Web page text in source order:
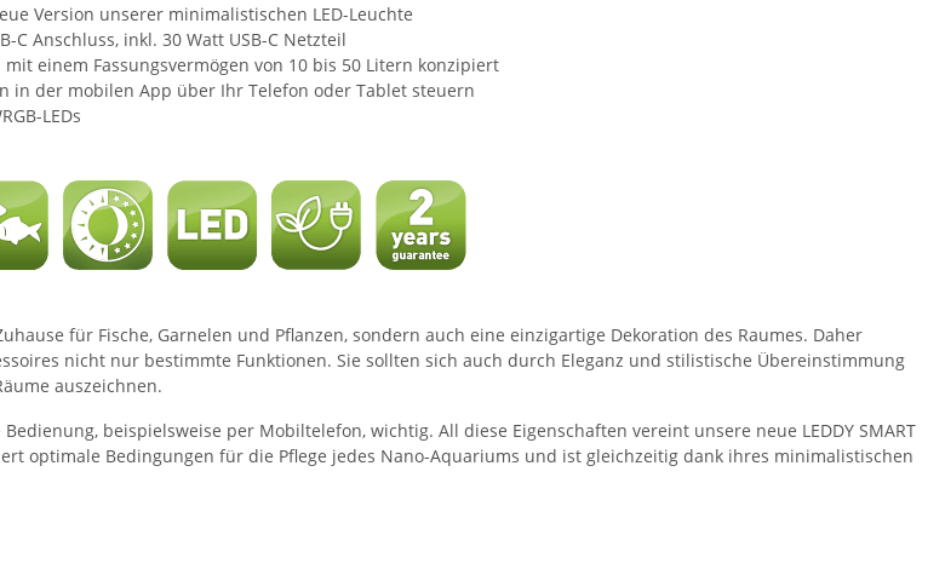
Version unserer minimalistischen LED-Leuchte
C Anschluss, inkl. 30 Watt USB-C Netzteil
einem Fassungsvermögen von 10 bis 50 Litern konzipiert
in der mobilen App über Ihr Telefon oder Tablet steuern
LEDs
für Fische, Garnelen und Pflanzen, sondern auch eine einzigartige Dekoration des Raumes. Daher
nicht nur bestimmte Funktionen. Sie sollten sich auch durch Eleganz und stilistische Übereinstimmung
auszeichnen.
beispielsweise per Mobiltelefon, wichtig. All diese Eigenschaften vereint unsere neue LEDDY SMART
optimale Bedingungen für die Pflege jedes Nano-Aquariums und ist gleichzeitig dank ihres minimalistischen